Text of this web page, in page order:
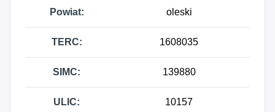
Powiat: oleski
TERC: 1608035
SIMC: 139880
ULIC: 10157